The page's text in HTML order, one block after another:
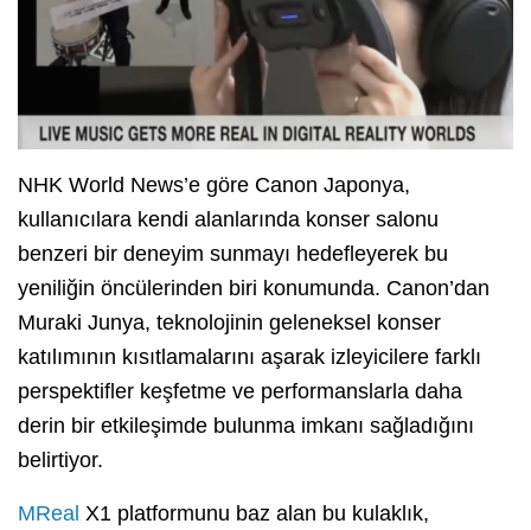
NHK World News’e göre Canon Japonya,
kullanıcılara kendi alanlarında konser salonu
benzeri bir deneyim sunmayı hedefleyerek bu
yeniliğin öncülerinden biri konumunda. Canon’dan
Muraki Junya, teknolojinin geleneksel konser
katılımının kısıtlamalarını aşarak izleyicilere farklı
perspektifler keşfetme ve performanslarla daha
derin bir etkileşimde bulunma imkanı sağladığını
belirtiyor.
MReal X1 platformunu baz alan bu kulaklık,